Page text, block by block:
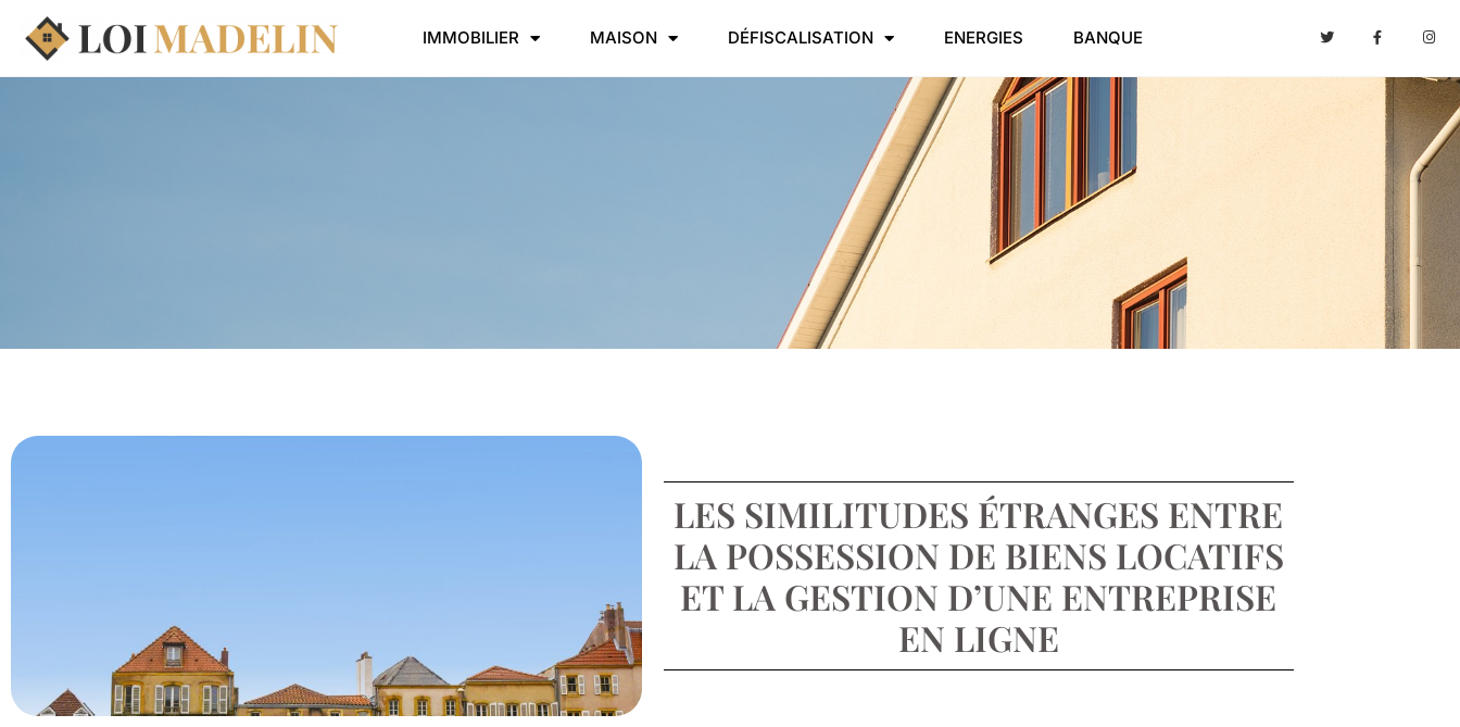
IMMOBILIER MAISON DÉFISCALISATION ENERGIES BANQUE
LES SIMILITUDES ÉTRANGES ENTRE
LA POSSESSION DE BIENS LOCATIFS
ET LA GESTION D’UNE ENTREPRISE
EN LIGNE